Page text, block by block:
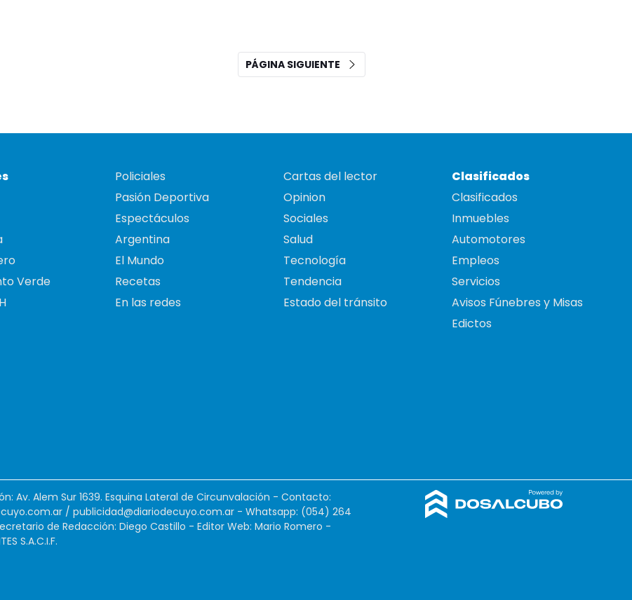
PÁGINA SIGUIENTE
Verde
Policiales
Pasión Deportiva
Espectáculos
Argentina
El Mundo
Recetas
En las redes
Cartas del lector
Opinion
Sociales
Salud
Tecnología
Tendencia
Estado del tránsito
Clasificados
Clasificados
Inmuebles
Automotores
Empleos
Servicios
Avisos Fúnebres y Misas
Edictos
Av. Alem Sur 1639. Esquina Lateral de Circunvalación - Contacto:
/ publicidad@diariodecuyo.com.ar - Whatsapp: (054) 264
de Redacción: Diego Castillo - Editor Web: Mario Romero -
S.A.C.I.F.